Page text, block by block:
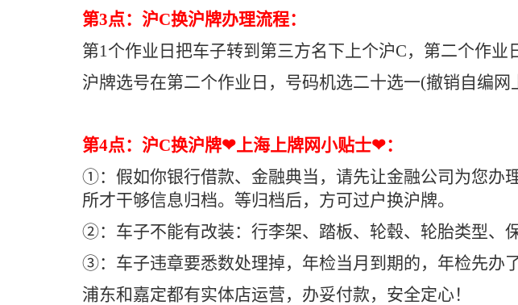
第3点：沪C换沪牌办理流程：
第1个作业日把车子转到第三方名下上个沪C，第二个作业
沪牌选号在第二个作业日，号码机选二十选一(撤销自编网
第4点：沪C换沪牌❤上海上牌网小贴士❤：
①：假如你银行借款、金融典当，请先让金融公司为您办
所才干够信息归档。等归档后，方可过户换沪牌。
②：车子不能有改装：行李架、踏板、轮毂、轮胎类型、
③：车子违章要悉数处理掉，年检当月到期的，年检先办
浦东和嘉定都有实体店运营，办妥付款，安全定心！